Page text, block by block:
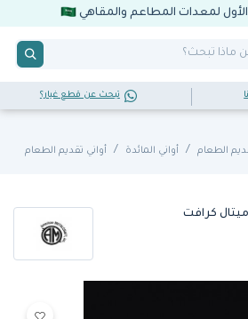
لمعدات المطاعم والمقاهي
تبحث عن قطع غيار؟
الطعام أواني المائدة أواني تقديم الطعام